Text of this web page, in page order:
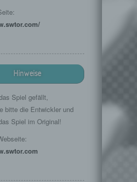
Hinweise
Spiel gefällt,
bitte die Entwickler und
Spiel im Original!